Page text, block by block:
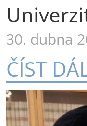
30. dubna
ČÍST